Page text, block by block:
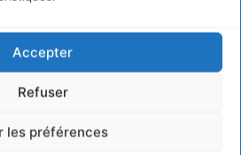
Accepter
Refuser
les préférences
la co-construction, la solidarité et
les fondamentaux de sa méthode.